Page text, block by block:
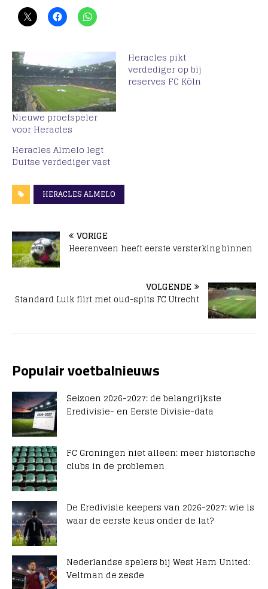
Nieuwe proefspeler
voor Heracles
Heracles pikt
verdediger op bij
reserves FC Köln
Heracles Almelo legt
Duitse verdediger vast
HERACLES ALMELO
VORIGE
Heerenveen heeft eerste versterking binnen
VOLGENDE
Standard Luik flirt met oud-spits FC Utrecht
Populair voetbalnieuws
Seizoen 2026-2027: de belangrijkste
Eredivisie- en Eerste Divisie-data
FC Groningen niet alleen: meer historische
clubs in de problemen
De Eredivisie keepers van 2026-2027: wie is
waar de eerste keus onder de lat?
Nederlandse spelers bij West Ham United:
Veltman de zesde